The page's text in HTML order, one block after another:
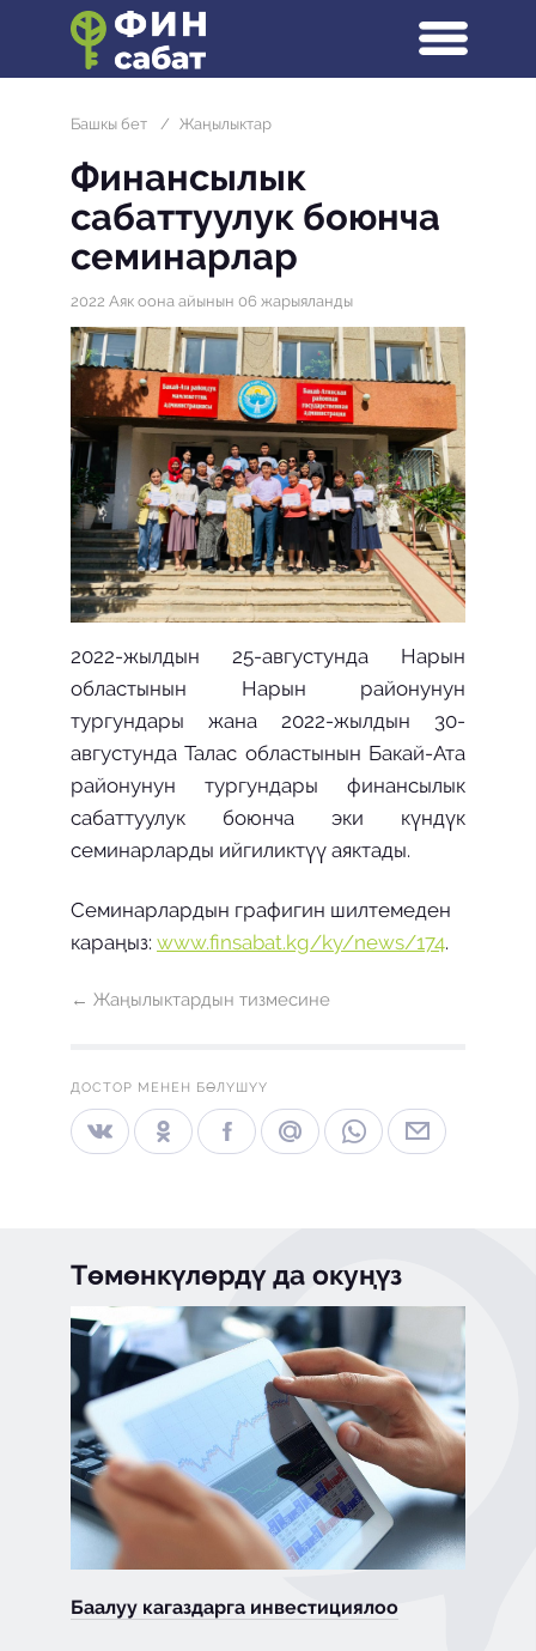
Башкы бет / Жаңылыктар
Финансылык
сабаттуулук боюнча
семинарлар
2022 Аяк оона айынын 06 жарыяланды
2022-жылдын 25-августунда Нарын
областынын Нарын районунун
тургундары жана 2022-жылдын 30-
августунда Талас областынын Бакай-Ата
районунун тургундары финансылык
сабаттуулук боюнча эки күндүк
семинарларды ийгиликтүү аяктады.
Семинарлардын графигин шилтемеден
караңыз: www.finsabat.kg/ky/news/174.
← Жаңылыктардын тизмесине
ДОСТОР МЕНЕН БӨЛҮШҮҮ
Төмөнкүлөрдү да окуңүз
Баалуу кагаздарга инвестициялоо